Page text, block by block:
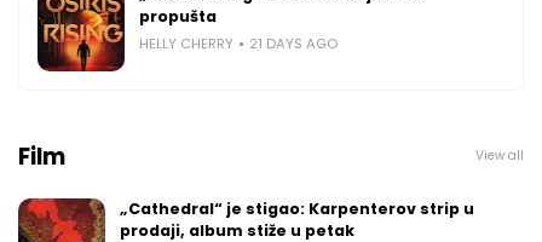
propušta
HELLY CHERRY 21 DAYS AGO
Film View all
„Cathedral“ je stigao: Karpenterov strip u
prodaji, album stiže u petak